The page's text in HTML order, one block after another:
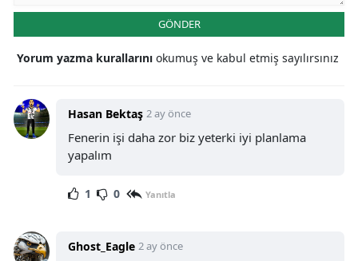
GÖNDER
Yorum yazma kurallarını okumuş ve kabul etmiş sayılırsınız
Hasan Bektaş 2 ay önce
Fenerin işi daha zor biz yeterki iyi planlama
yapalım
1 0 Yanıtla
Ghost_Eagle 2 ay önce